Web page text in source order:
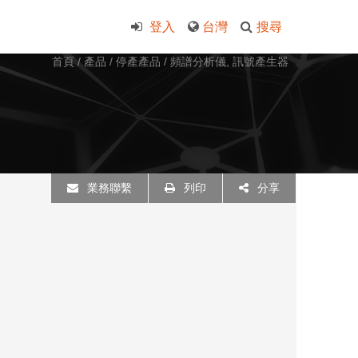
搜尋
台灣
登入
首頁/ 產品 / 停產產品 / 頻譜分析儀, 訊號產生器
業務聯繫 列印 分享